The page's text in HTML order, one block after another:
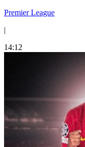
Premier League
|
14:12